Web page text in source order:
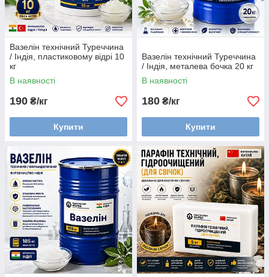
Вазелін технічний Туреччина
/ Індія, пластиковому відрі 10
кг
В наявності
190 ₴/кг
Купити
Вазелін технічний Туреччина
/ Індія, металева бочка 20 кг
В наявності
180 ₴/кг
Купити